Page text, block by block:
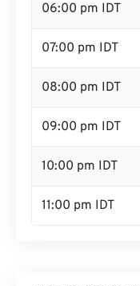
06:00 pm IDT
07:00 pm IDT
08:00 pm IDT
09:00 pm IDT
10:00 pm IDT
11:00 pm IDT